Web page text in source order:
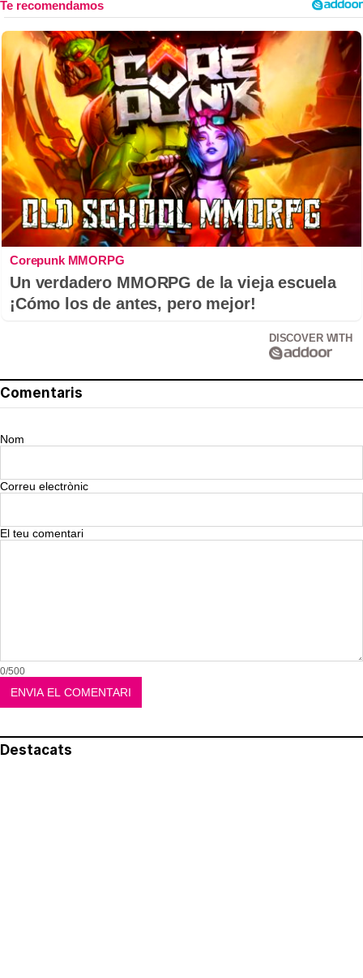
Corepunk MMORPG
Un verdadero MMORPG de la vieja escuela
¡Cómo los de antes, pero mejor!
DISCOVER WITH
Comentaris
Nom
Correu electrònic
El teu comentari
0/500
Destacats